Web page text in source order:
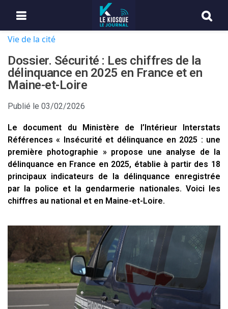
Vie de la cité
Dossier. Sécurité : Les chiffres de la
délinquance en 2025 en France et en
Maine-et-Loire
Publié le 03/02/2026
Le document du Ministère de l’Intérieur Interstats
Références « Insécurité et délinquance en 2025 : une
première photographie » propose une analyse de la
délinquance en France en 2025, établie à partir des 18
principaux indicateurs de la délinquance enregistrée
par la police et la gendarmerie nationales. Voici les
chiffres au national et en Maine-et-Loire.